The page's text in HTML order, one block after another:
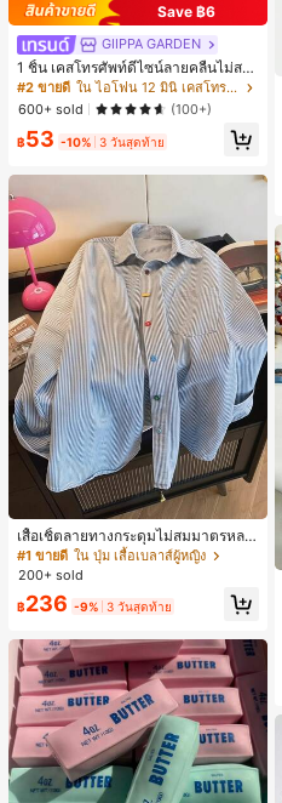
Save ฿6
GIIPPA GARDEN
1 ชิ้น เคสโทรศัพท์ดีไซน์ลายคลื่นไม่สม
มาตรสำหรับ Phone 17 Pro Max, เหม
าะสำหรับ Phone 16 Pro Max, 15 Pro
Max, 14 Pro Max, เคสโทรศัพท์สไตล์เ
กาหลีและน่าสนใจ, เข้ากันได้กับ 11/12/
13/14/15/16 Pro Max Plus, ดีไซน์หรู
ขวัญในอุดมคติสำหรับคริสต์มาส, วันว
าเลนไทน์, อีสเตอร์, ฤดูแต่งงานและวันเ
กิดสำหรับแฟนสาว
#2 ขายดี
ใน ไอโฟน 12 มินิ เคสโทรศัพท์แฟชั่น
600+ sold
(100+)
฿53 -10% 3 วันสุดท้าย
เสื้อเชิ้ตลายทางกระดุมไม่สมมาตรหลว
ม ๆ สีสันสดใสสำหรับผู้หญิง สไตล์หรูหร
า น่ารัก มินิมอล สดใส ใส่ได้ทุกวัน ทำง
#1 ขายดี ใน ปุ่ม เสื้อเบลาส์ผู้หญิง
200+ sold
฿236 -9% 3 วันสุดท้าย